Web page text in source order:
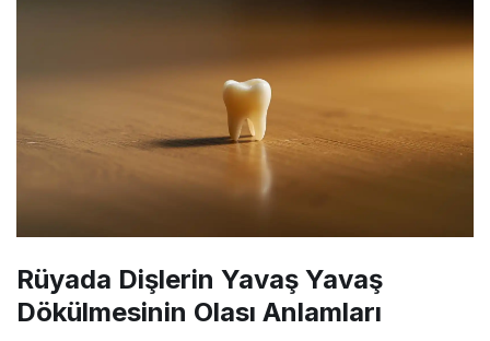
Rüyada Dişlerin Yavaş Yavaş
Dökülmesinin Olası Anlamları